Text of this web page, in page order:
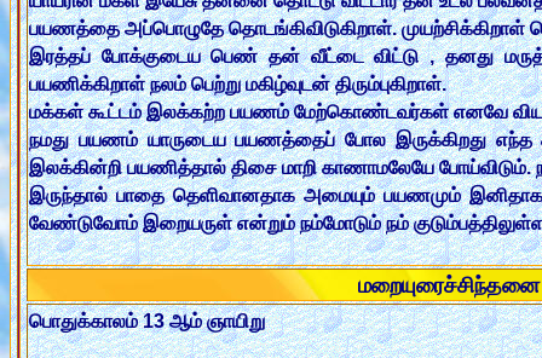
பயணத்தை அப்பொழுதே தொடங்கிவிடுகிறாள். முயற்சிக்கிறாள்
இரத்தப் போக்குடைய பெண் தன் வீட்டை விட்டு , தனது
பயணிக்கிறாள் நலம் பெற்று மகிழ்வுடன் திரும்புகிறாள்.
மக்கள் கூட்டம் இலக்கற்ற பயணம் மேற்கொண்டவர்கள் எனவே
நமது பயணம் யாருடைய பயணத்தைப் போல இருக்கிறது எந்த
இலக்கின்றி பயணித்தால் திசை மாறி காணாமலேயே
இருந்தால் பாதை தெளிவானதாக அமையும் பயணமும்
வேண்டுவோம் இறையருள் என்றும் நம்மோடும் நம்
பொதுக்காலம் 13 ஆம் ஞாயிறு